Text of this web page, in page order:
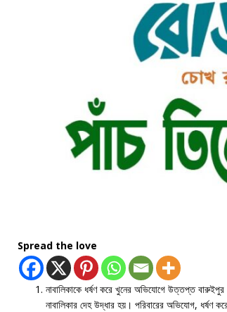
Spread the love
নাবালিকাকে ধর্ষণ করে খুনের অভিযোগে উত্তপ্ত
নাবালিকার দেহ উদ্ধার হয়। পরিবারের অভিযোগ, ধর্ষণ